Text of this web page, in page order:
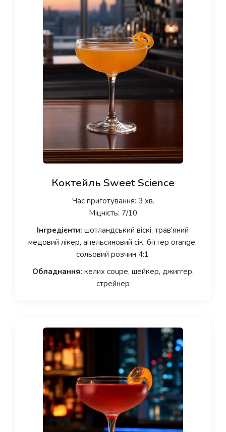
Коктейль Sweet Science
Час приготування: 3 хв.
Міцність: 7/10
Інгредієнти: шотландський віскі, трав’яний
медовий лікер, апельсиновий сік, біттер orange,
сольовий розчин 4:1
Обладнання: келих coupe, шейкер, джиггер,
стрейнер